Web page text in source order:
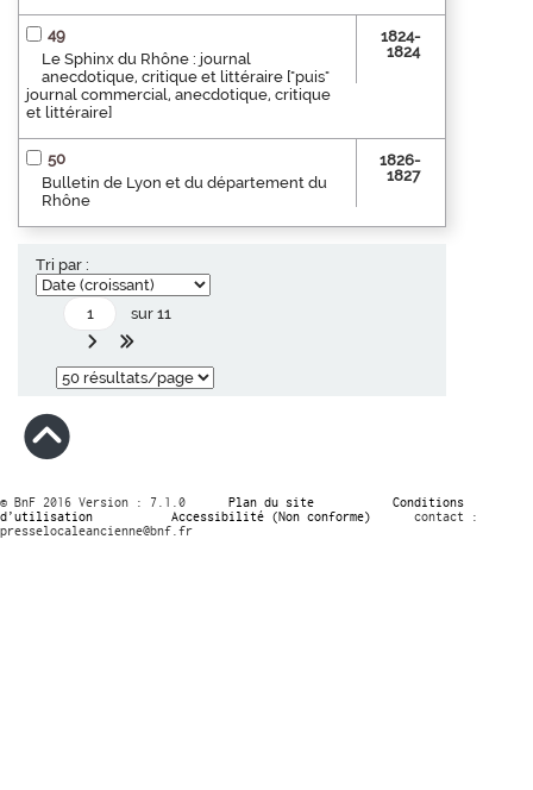
49
Le Sphinx du Rhône : journal
anecdotique, critique et littéraire ["puis"
journal commercial, anecdotique, critique
et littéraire]
1824-
1824
50
Bulletin de Lyon et du département du
Rhône
1826-
1827
Tri par :
sur 11
© BnF 2016 Version : 7.1.0 Plan du site
Conditions
d’utilisation
Accessibilité (Non conforme)
contact :
presselocaleancienne@bnf.fr